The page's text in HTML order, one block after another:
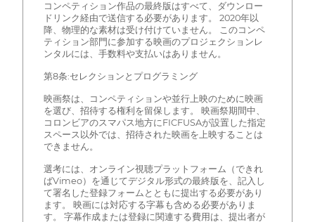
コンペティション作品の最終版はすべて、ダウンロー
ドリンク経由で送信する必要があります。 2020年以
降、物理的な素材は受け付けていません。 このコンペ
ティション部門に参加する映画のプロジェクションレ
ンタルには、手数料や支払いはありません。
第8条:セレクションとプログラミング
映画祭は、コンペティションや並行上映のために映画
を選び、招待する権利を留保します。 映画祭期間中、
コロンビアのスマパス地方にFICFUSAが設置した指定
スペース以外では、招待された映画を上映することは
できません。
選考には、オンライン視聴プラットフォーム（できれ
ばVimeo）を通じてデジタル形式の最終版を、記入し
て署名した登録フォームとともに提出する必要があり
ます。 映画には対応する字幕も含める必要がありま
す。 字幕作成または登録に関連する費用は、提出者が